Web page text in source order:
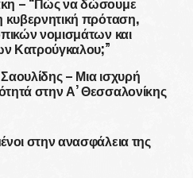
κυβερνητική πρόταση,
νομισμάτων και
Κατρούγκαλου;”
– Μια ισχυρή
στην Α’ Θεσσαλονίκης
στην ανασφάλεια της